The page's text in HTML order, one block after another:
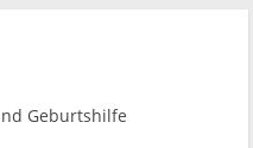
Geburtshilfe